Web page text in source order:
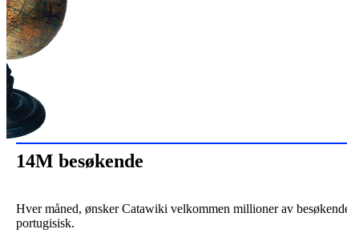
14M besøkende
Hver måned, ønsker Catawiki velkommen millioner av
portugisisk.